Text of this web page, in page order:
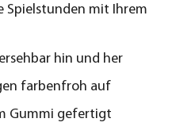
Spielstunden mit Ihrem
hin und her
farbenfroh auf
Gummi gefertigt